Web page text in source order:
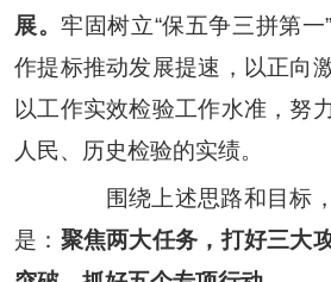
展。牢固树立“保五争三拼第一”
作提标推动发展提速，以正向
以工作实效检验工作水准，努
人民、历史检验的实绩。
围绕上述思路和目标，
是： 聚焦两大任务，打好三大